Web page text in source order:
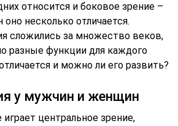
относится и боковое зрение –
несколько отличается.
сложились за множество веков,
разные функции для каждого
и можно ли его развить?
у мужчин и женщин
центральное зрение,